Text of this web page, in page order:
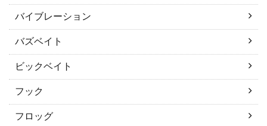
バイブレーション
バズベイト
ビックベイト
フック
フロッグ